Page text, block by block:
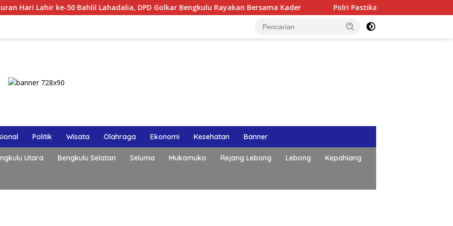
Lahadalia, DPD Golkar Bengkulu Rayakan Bersama Kader Polri Pastikan Proses Pemeriksaan Personel di Aceh
Politik Wisata Olahraga Ekonomi Kesehatan Banner
Utara Bengkulu Selatan Seluma Mukomuko Rejang Lebong Lebong Kepahiang